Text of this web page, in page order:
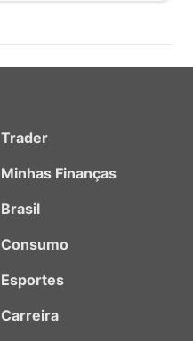
Trader
Minhas Finanças
Brasil
Consumo
Esportes
Carreira